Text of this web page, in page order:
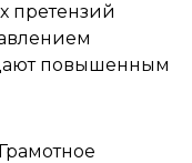
претензий
повышенным